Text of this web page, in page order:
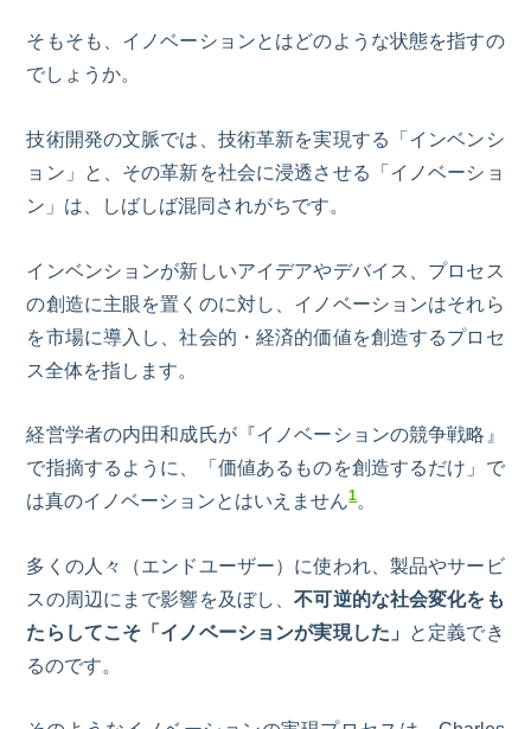
そもそも、イノベーションとはどのような状態を指すの
でしょうか。
技術開発の文脈では、技術革新を実現する「インベンシ
ョン」と、その革新を社会に浸透させる「イノベーショ
ン」は、しばしば混同されがちです。
インベンションが新しいアイデアやデバイス、プロセス
の創造に主眼を置くのに対し、イノベーションはそれら
を市場に導入し、社会的・経済的価値を創造するプロセ
ス全体を指します。
経営学者の内田和成氏が『イノベーションの競争戦略』
で指摘するように、「価値あるものを創造するだけ」で
は真のイノベーションとはいえません1。
多くの人々（エンドユーザー）に使われ、製品やサービ
スの周辺にまで影響を及ぼし、不可逆的な社会変化をも
たらしてこそ「イノベーションが実現した」
と定義でき
るのです。